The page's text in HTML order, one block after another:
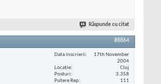
Răspunde cu citat
#8864
Data înscrierii
17th November
2004
Locaţie
Cluj
Posturi
3.358
Putere Rep
111